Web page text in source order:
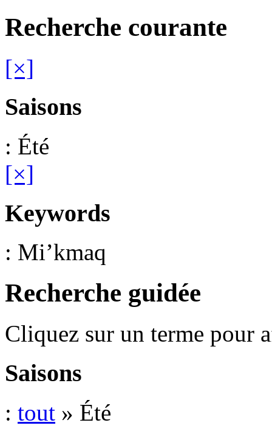
Recherche courante
[×]
Saisons
: Été
[×]
Keywords
: Mi’kmaq
Recherche guidée
Cliquez sur un terme pour
Saisons
: tout » Été